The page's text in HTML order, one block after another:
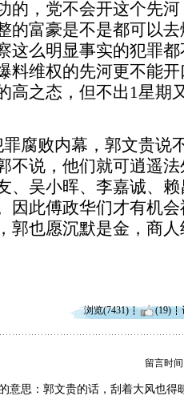
的，党不会开这个先
的富豪是不是都可以
这么明显事实的犯罪
料维权的先河更不能
高之态，但不出1星期
罪腐败内幕，郭文贵说
不说，他们就可逍遥
、吴小晖、李嘉诚、
因此傅政华们才有机
郭也愿沉默是金，商
浏览(7431) (19)
留言时间
意思：郭文贵的话，刮着大风也得